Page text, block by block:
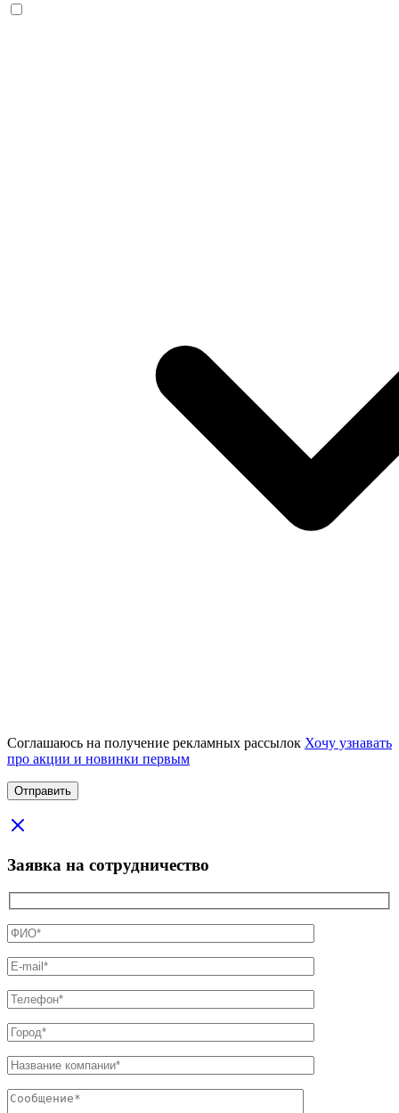
Соглашаюсь на получение рекламных рассылок Хочу узнавать
про акции и новинки первым
Заявка на сотрудничество